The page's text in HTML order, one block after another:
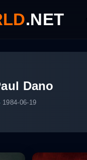
.NET
Dano
1984-06-19